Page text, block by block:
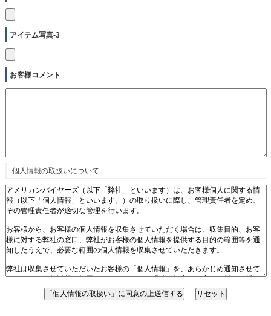
アイテム写真-3
お客様コメント
個人情報の取扱いについて